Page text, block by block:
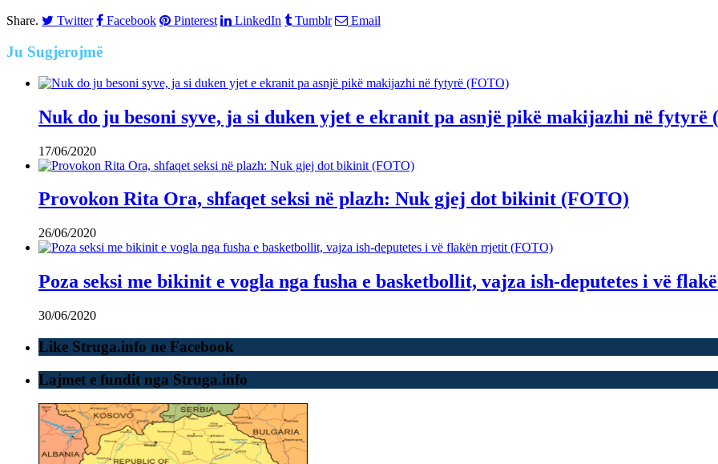
Share.
Twitter Facebook Pinterest LinkedIn Tumblr Email
Ju Sugjerojmë
Nuk do ju besoni syve, ja si duken yjet e ekranit pa asnjë pikë makijazhi në fytyrë
17/06/2020
Provokon Rita Ora, shfaqet seksi në plazh: Nuk gjej dot bikinit (FOTO)
26/06/2020
Poza seksi me bikinit e vogla nga fusha e basketbollit, vajza ish-deputetes i vë
30/06/2020
Like Struga.info ne Facebook
Lajmet e fundit nga Struga.info